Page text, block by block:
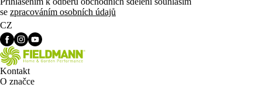
se zpracováním osobních údajů
CZ
Kontakt
O značce